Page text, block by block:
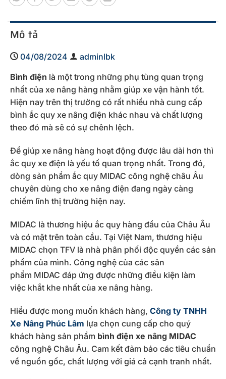
Mô tả
04/08/2024
adminlbk
Bình điện là một trong những phụ tùng quan trọng
nhất của xe nâng hàng nhằm giúp xe vận hành tốt.
Hiện nay trên thị trường có rất nhiều nhà cung cấp
bình ắc quy xe nâng điện khác nhau và chất lượng
theo đó mà sẽ có sự chênh lệch.
Để giúp xe nâng hàng hoạt động được lâu dài hơn thì
ắc quy xe điện là yếu tố quan trọng nhất. Trong đó,
dòng sản phẩm ắc quy MIDAC công nghệ châu Âu
chuyên dùng cho xe nâng điện đang ngày càng
chiếm lĩnh thị trường hiện nay.
MIDAC là thương hiệu ắc quy hàng đầu của Châu Âu
và có mặt trên toàn cầu. Tại Việt Nam, thương hiệu
MIDAC chọn TFV là nhà phân phối độc quyền các sản
phẩm của mình. Công nghệ của các sản
phẩm MIDAC đáp ứng được những điều kiện làm
việc khắt khe nhất của xe nâng hàng.
Hiểu được mong muốn khách hàng, Công ty TNHH
Xe Nâng Phúc Lâm lựa chọn cung cấp cho quý
khách hàng sản phẩm bình điện xe nâng MIDAC
công nghệ Châu Âu. Cam kết đảm bảo các tiêu chuẩn
về nguồn gốc, chất lượng với giá cả cạnh tranh nhất.